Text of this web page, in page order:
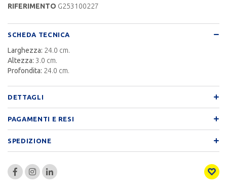
RIFERIMENTO G253100227
SCHEDA TECNICA
Larghezza: 24.0 cm.
Altezza: 3.0 cm.
Profondita: 24.0 cm.
DETTAGLI
PAGAMENTI E RESI
SPEDIZIONE